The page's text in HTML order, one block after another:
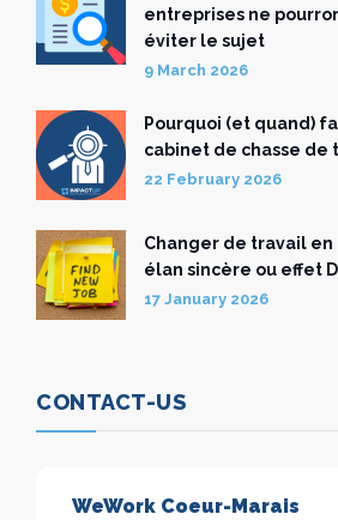
entreprises ne
éviter le sujet
9 March 2026
Pourquoi (et quand)
cabinet de chasse de
22 February 2026
Changer de travail en
élan sincère ou effet
17 January 2026
CONTACT-US
WeWork Coeur-Marais